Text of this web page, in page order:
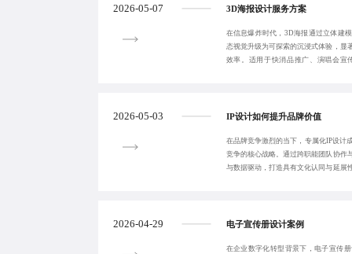
2026-05-07 3D海报设计服务方案
在信息爆炸时代，3D海报通过立体建
态视觉升级为可探索的沉浸式体验，显
效率。适用于快消品推广、演唱会宣
2026-05-03 IP设计如何提升品牌价值
在品牌竞争激烈的当下，专属化IP设计
竞争的核心战略。通过跨职能团队协作
与数据驱动，打造具有文化认同与延展
2026-04-29 电子宣传册设计案例
在企业数字化转型背景下，电子宣传